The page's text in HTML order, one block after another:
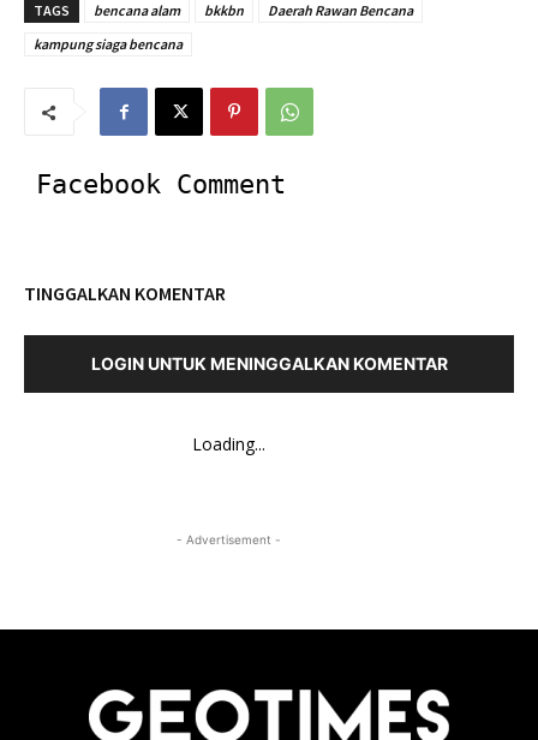
TAGS bencana alam bkkbn
Daerah Rawan Bencana
kampung siaga bencana
Facebook Comment
TINGGALKAN KOMENTAR
LOGIN UNTUK MENINGGALKAN KOMENTAR
Loading...
- Advertisement -